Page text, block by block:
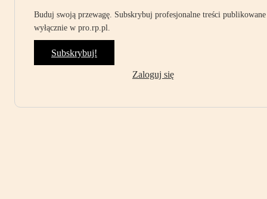
Buduj swoją przewagę. Subskrybuj profesjonalne treści publikowane
wyłącznie w pro.rp.pl.
Subskrybuj!
Zaloguj się